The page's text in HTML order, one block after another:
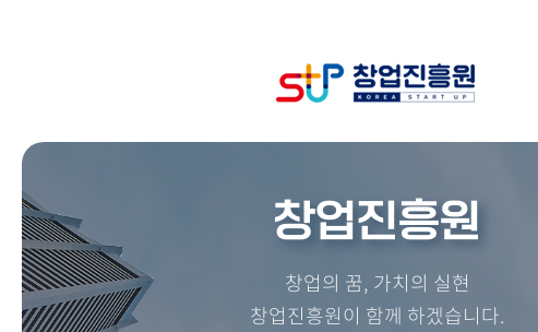
창업진흥원
창업의 꿈, 가치의 실현
창업진흥원이 함께 하겠습니다.